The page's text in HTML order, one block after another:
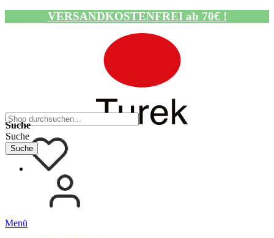
VERSANDKOSTENFREI ab 70€ !
Navigation umschalten
Suche
Suche
Suche
Menü